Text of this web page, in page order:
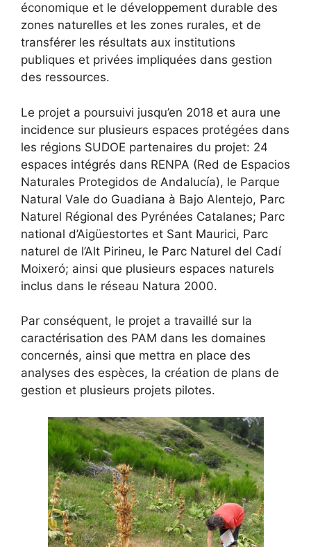
économique et le développement durable des
zones naturelles et les zones rurales, et de
transférer les résultats aux institutions
publiques et privées impliquées dans gestion
des ressources.
Le projet a poursuivi jusqu’en 2018 et aura une
incidence sur plusieurs espaces protégées dans
les régions SUDOE partenaires du projet: 24
espaces intégrés dans RENPA (Red de Espacios
Naturales Protegidos de Andalucía), le Parque
Natural Vale do Guadiana à Bajo Alentejo, Parc
Naturel Régional des Pyrénées Catalanes; Parc
national d’Aigüestortes et Sant Maurici, Parc
naturel de l’Alt Pirineu, le Parc Naturel del Cadí
Moixeró; ainsi que plusieurs espaces naturels
inclus dans le réseau Natura 2000.
Par conséquent, le projet a travaillé sur la
caractérisation des PAM dans les domaines
concernés, ainsi que mettra en place des
analyses des espèces, la création de plans de
gestion et plusieurs projets pilotes.